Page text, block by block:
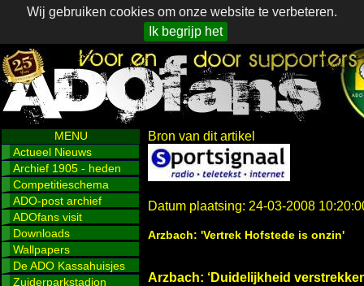
Wij gebruiken cookies om onze website te verbeteren.
Ik begrijp het
MENU
Actueel Nieuws
Archief 1905 - heden
Competitieschema
ADO-post archief
ADOfans visit
Downloads
Wallpapers
De ADO Kassahuisjes
Zuiderparkstadion
Bron van dit artikel
Datum plaatsing: 24-03-2008
Arzbach: 'Vertrek Hofstede is onzin'
Arzbach: ‘Duidelijkheid